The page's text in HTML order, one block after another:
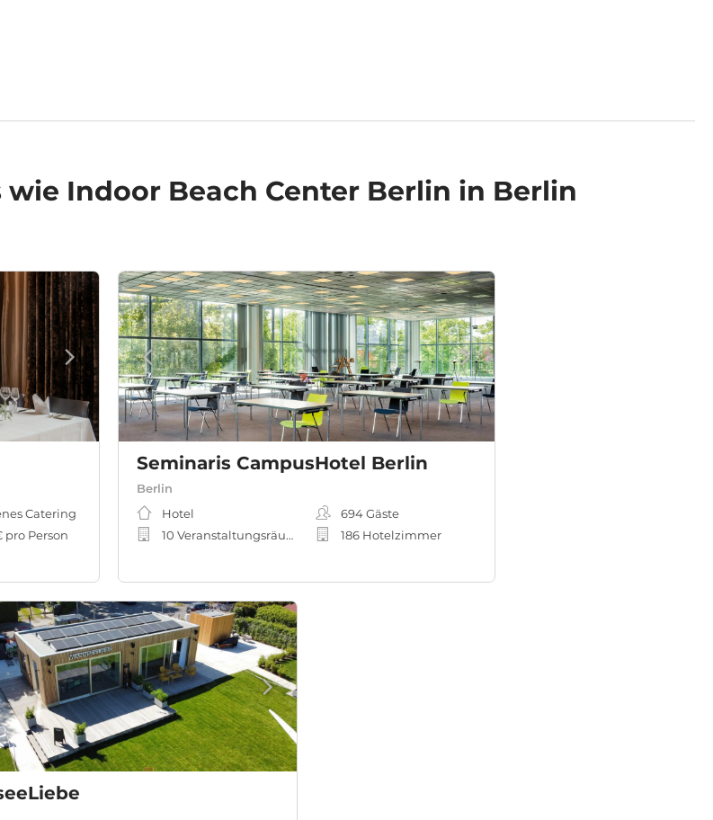
wie Indoor Beach Center Berlin in Berlin
Catering
pro Person
Seminaris CampusHotel Berlin
Berlin
Hotel
10 Veranstaltungsräume
694Gäste
186 Hotelzimmer